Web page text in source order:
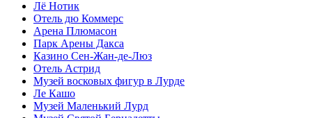
Лё Нотик
Отель дю Коммерс
Арена Плюмасон
Парк Арены Дакса
Казино Сен-Жан-де-Люз
Отель Астрид
Музей восковых фигур в Лурде
Ле Кашо
Музей Маленький Лурд